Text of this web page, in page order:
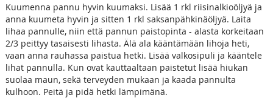
Kuumenna pannu hyvin kuumaksi. Lisää 1 rkl riisinalkioöljyä ja
anna kuumeta hyvin ja sitten 1 rkl saksanpähkinäöljyä. Laita
lihaa pannulle, niin että pannun paistopinta - alasta korkeitaan
2/3 peittyy tasaisesti lihasta. Älä ala kääntämään lihoja heti,
vaan anna rauhassa paistua hetki. Lisää valkosipuli ja kääntele
lihat pannulla. Kun ovat kauttaaltaan paistetut lisää hiukan
suolaa maun, sekä terveyden mukaan ja kaada pannulta
kulhoon. Peitä ja pidä hetki lämpimänä.